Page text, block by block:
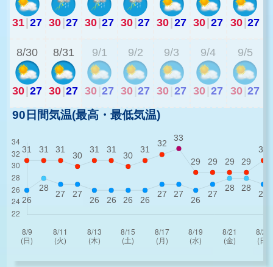
31|27 30|27 30|27 30|27 30|27 30|27 30|27
8/30
30|27
8/31
30|27
9/1
30 27
9/2
30 27
9/3
30 27
9/4
30 27
9/5
30 27
90日間気温(最高・最低気温)